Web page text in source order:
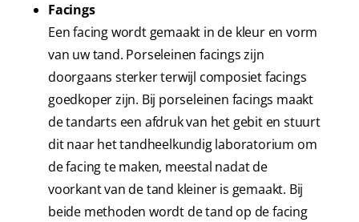
Facings
Een facing wordt gemaakt in de kleur en vorm
van uw tand. Porseleinen facings zijn
doorgaans sterker terwijl composiet facings
goedkoper zijn. Bij porseleinen facings maakt
de tandarts een afdruk van het gebit en stuurt
dit naar het tandheelkundig laboratorium om
de facing te maken, meestal nadat de
voorkant van de tand kleiner is gemaakt. Bij
beide methoden wordt de tand op de facing